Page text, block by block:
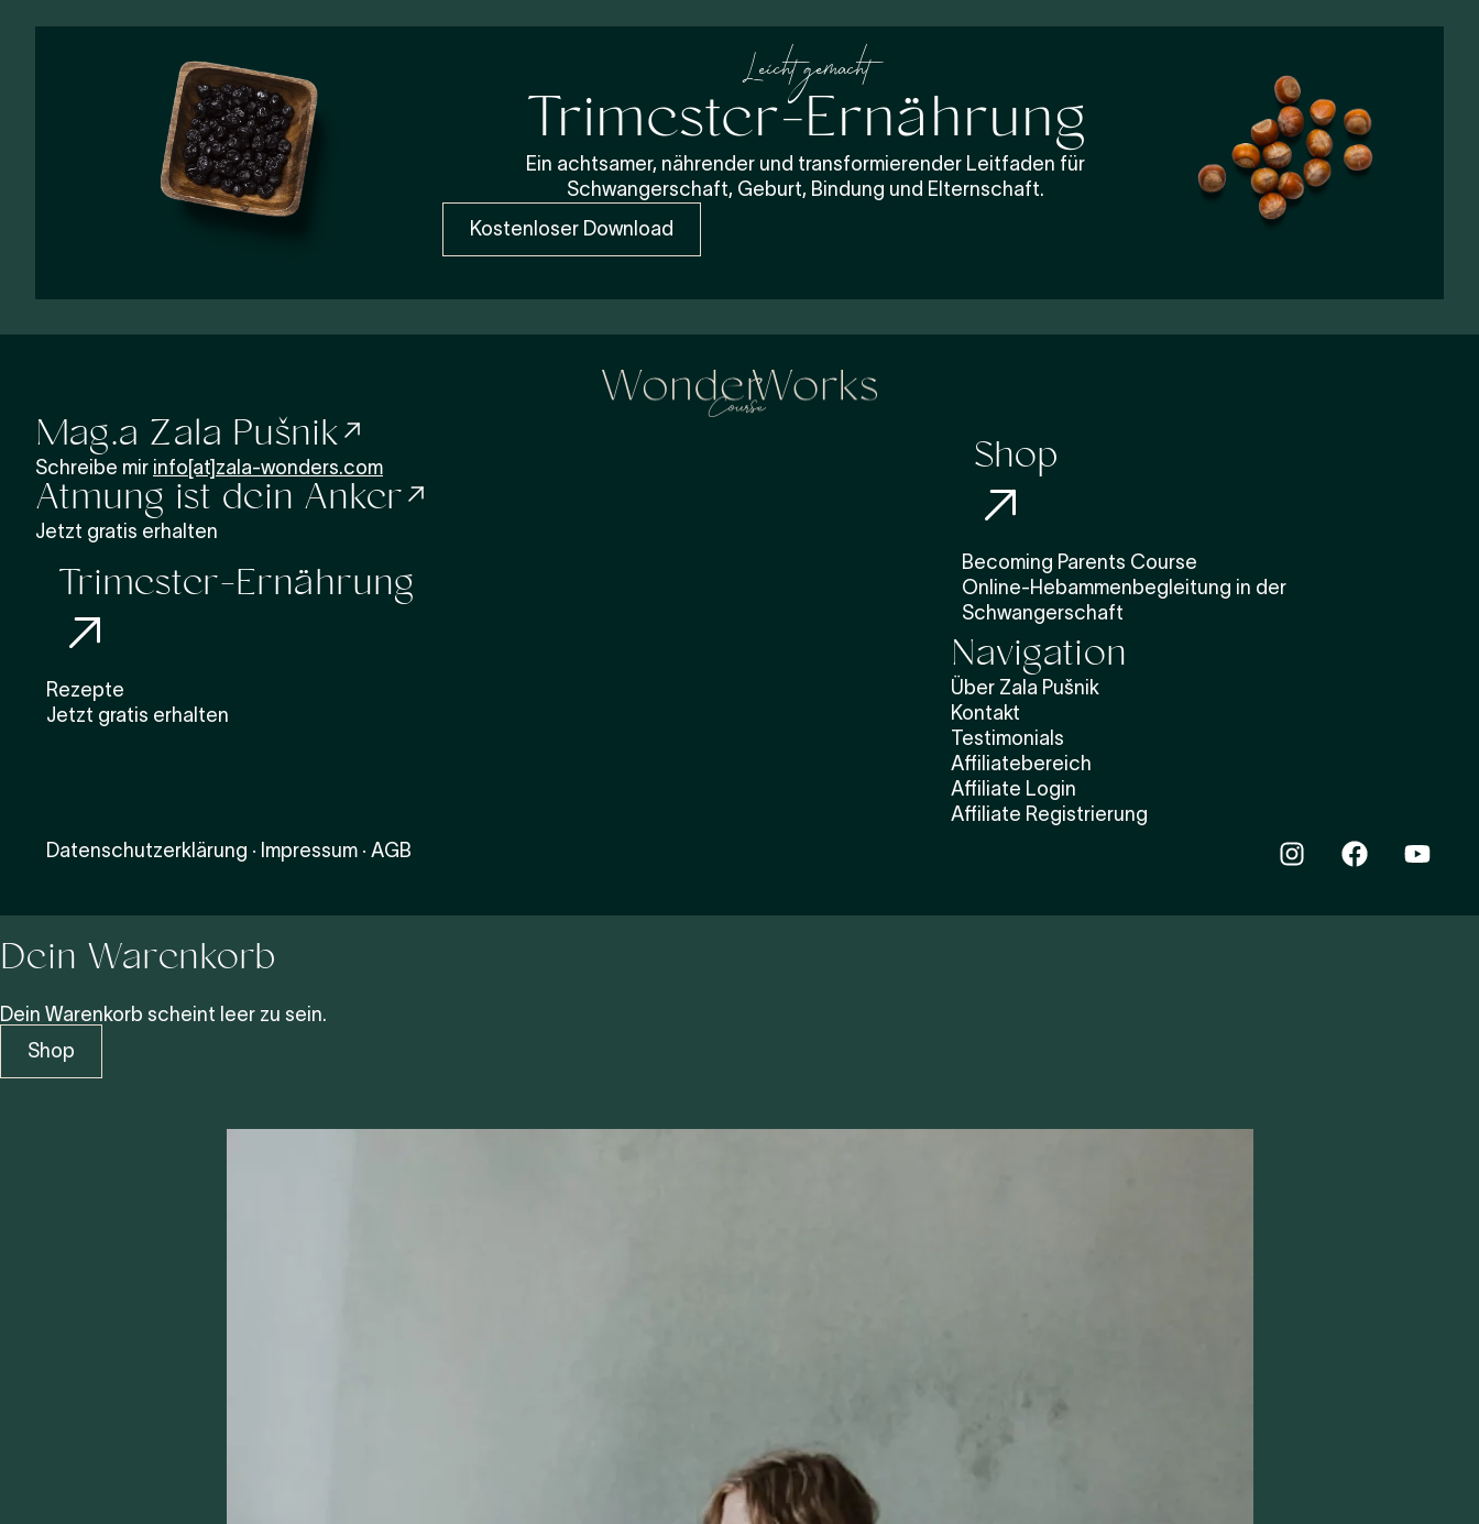
Leicht gemacht
Trimester-Ernährung
Ein achtsamer, nährender und transformierender Leitfaden für
Schwangerschaft, Geburt, Bindung und Elternschaft.
Kostenloser Download
Mag.a Zala Pušnik
Schreibe mir info[at]zala-wonders.com
Atmung ist dein Anker
Jetzt gratis erhalten
Trimester-Ernährung
Rezepte
Jetzt gratis erhalten
Shop
Becoming Parents Course
Online-Hebammenbegleitung in der
Schwangerschaft
Navigation
Über Zala Pušnik
Kontakt
Testimonials
Affiliatebereich
Affiliate Login
Affiliate Registrierung
Datenschutzerklärung · Impressum · AGB
Dein Warenkorb
Dein Warenkorb scheint leer zu sein.
Shop